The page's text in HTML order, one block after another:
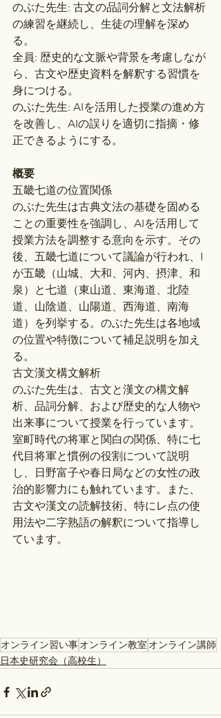
のぶた先生: 古文の品詞分解と文法解析
の練習を継続し、生徒の理解を深め
る。
全員: 歴史的な文脈や背景を考慮しなが
ら、古文や歴史資料を解釈する習慣を
身につける。
のぶた先生: AIを活用した授業の進め方
を改善し、AIの誤りを適切に指摘・修
正できるようにする。
概要
五畿七道の位置関係
のぶた先生は古典文法の基礎を固める
ことの重要性を強調し、AIを活用して
授業方法を調整する意向を示す。その
後、五畿七道について議論が行われ、I
が五畿（山城、大和、河内、摂津、和
泉）と七道（東山道、東海道、北陸
道、山陰道、山陽道、西海道、南海
道）を列挙する。のぶた先生は各地域
の位置や特徴について補足説明を加え
る。
古文漢文構文解析
のぶた先生は、古文と漢文の構文解
析、品詞分解、および歴史的な人物や
出来事について授業を行っています。
室町時代の将軍と関白の関係、特に七
代目将軍と慣例の役割について説明
し、日野富子や春日局などの女性の政
治的影響力にも触れています。また、
古文や漢文の読解技術、特にレ点の使
用法や二字熟語の解釈について指導し
ています。
オンライン習い事オンライン教室 オンライン講師
日本史研究会（高校生）